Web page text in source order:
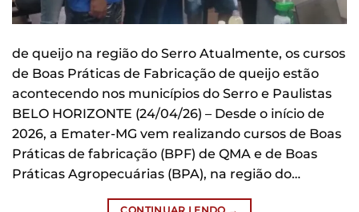
de queijo na região do Serro Atualmente, os cursos
de Boas Práticas de Fabricação de queijo estão
acontecendo nos municípios do Serro e Paulistas
BELO HORIZONTE (24/04/26) – Desde o início de
2026, a Emater-MG vem realizando cursos de Boas
Práticas de fabricação (BPF) de QMA e de Boas
Práticas Agropecuárias (BPA), na região do…